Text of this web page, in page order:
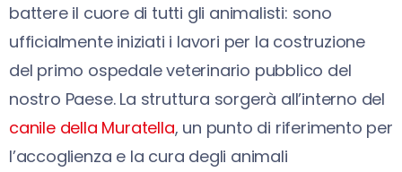
battere il cuore di tutti gli animalisti: sono
ufficialmente iniziati i lavori per la costruzione
del primo ospedale veterinario pubblico del
nostro Paese. La struttura sorgerà all’interno del
canile della Muratella, un punto di riferimento per
l’accoglienza e la cura degli animali